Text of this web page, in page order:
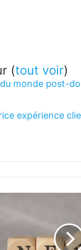
(tout voir)
monde post-
expérience